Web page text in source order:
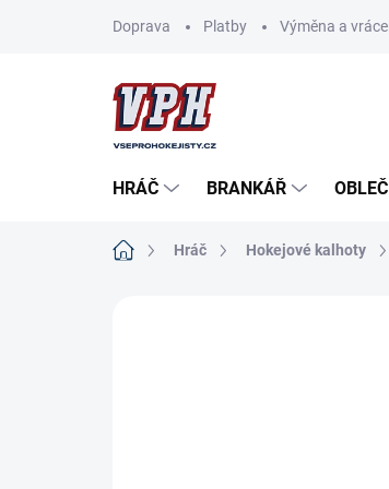
Doprava Platby Výměna a
HRÁČ BRANKÁŘ
Domů Hráč Hokejové kalhoty